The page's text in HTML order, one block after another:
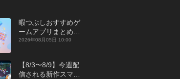
暇つぶしおすすめゲ
ームアプリまとめ｜
オフライン対応あり
2026年08月05日 10:00
【8/3〜8/9】今週配
信される新作スマホ